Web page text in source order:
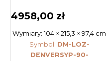
4958,00 zł
Wymiary:104 × 215,3 × 97,4 cm
Symbol: DM-LOZ-
DENVERSYP-90-